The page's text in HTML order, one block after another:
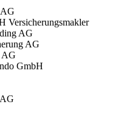
Versicherungsmakler
AG
AG
AG
GmbH